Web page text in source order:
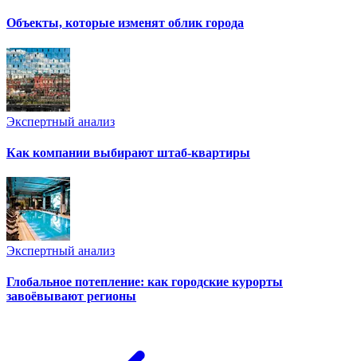
Объекты, которые изменят облик города
Экспертный анализ
Как компании выбирают штаб-квартиры
Экспертный анализ
Глобальное потепление: как городские курорты
завоёвывают регионы